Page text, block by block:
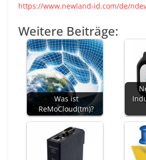
https://www.newland-id.com/de/
Weitere Beiträge:
Was ist
ReMoCloud(tm)?